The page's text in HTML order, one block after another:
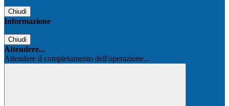
Chiudi
Informazione
Chiudi
Attendere...
Attendere il completamento dell'operazione...